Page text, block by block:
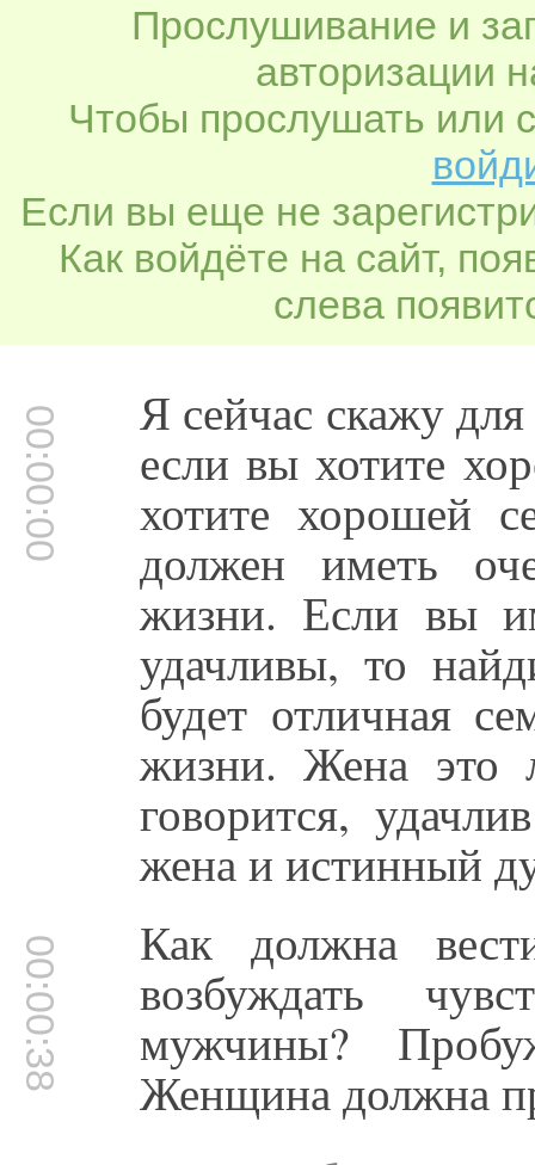
Прослушивание и
авторизации
Чтобы прослушать или
Если вы еще не
Как войдёте на сайт,
слева
00:00:00 Я сейчас скажу
если вы хотите
хотите хорошей
должен иметь
жизни. Если вы
удачливы, то
будет отличная
жизни. Жена это
говорится,
жена и истинный
00:00:38 Как должна
возбуждать
мужчины?
Женщина должна